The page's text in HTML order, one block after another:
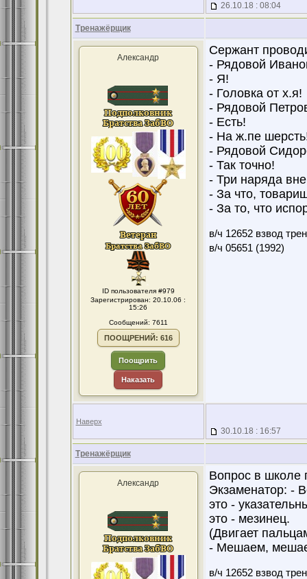
26.10.18 : 08:04
Тренажёрщик
Александр
ID пользователя #979
Зарегистрирован: 20.10.06 :
15:26
Сообщений: 7611
ПООЩРЕНИЙ: 616
Поощрить
Наказать
Сержант
- Рядовой
- Я!
- Головка от х.я!
- Рядовой
- Есть!
- На ж.пе
- Рядовой
- Так точно!
- Три наряда
- За что,
- За то, что
в/ч 12652 взвод
в/ч 05651 (1992)
Наверх
30.10.18 : 16:57
Тренажёрщик
Александр
Вопрос в школе
Экзаменатор: -
это -
это - мезинец.
(Двигает
- Мешаем,
в/ч 12652 взвод